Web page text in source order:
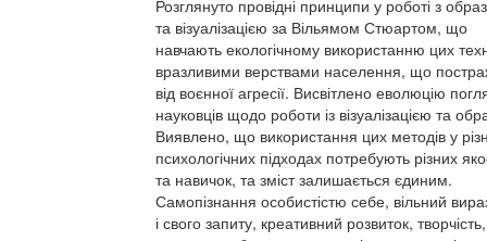
Розглянуто провідні принципи у роботі з
та візуалізацією за Вільямом Стюартом, що
навчають екологічному використанню цих
вразливими верствами населення, що
від воєнної агресії. Висвітлено еволюцію
науковців щодо роботи із візуалізацією та
Виявлено, що використання цих методів у
психологічних підходах потребують різних
та навичок, та зміст залишається єдиним.
Самопізнання особистістю себе, вільний
і свого запиту, креативний розвиток, творчість,